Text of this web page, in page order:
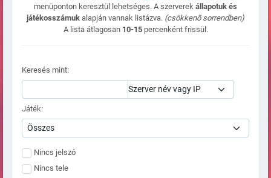
menüponton keresztül lehetséges. A szerverek állapotuk és
játékosszámuk alapján vannak listázva. (csökkenõ sorrendben)
A lista átlagosan 10-15percenként frissül.
Keresés mint:
Játék:
Nincs jelszó
Nincs tele